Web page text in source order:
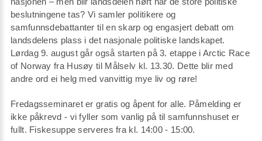
beslutningene tas? Vi samler politikere og
samfunnsdebattanter til en skarp og engasjert debatt om
landsdelens plass i det nasjonale politiske landskapet.
Lørdag 9. august går også starten på 3. etappe i Arctic Race
of Norway fra Husøy til Målselv kl. 13.30. Dette blir med
andre ord ei helg med vanvittig mye liv og røre!
Fredagsseminaret er gratis og åpent for alle. Påmelding er
ikke påkrevd - vi fyller som vanlig på til samfunnshuset er
fullt. Fiskesuppe serveres fra kl. 14:00 - 15:00.